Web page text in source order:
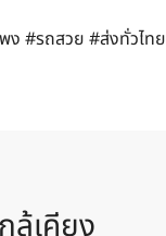
ง #รถสวย #ส่งทั่วไทย